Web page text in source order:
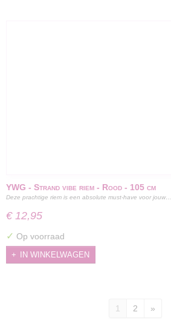
YWG - Strand vibe riem - Rood - 105 cm
Deze prachtige riem is een absolute must-have voor jouw…
€ 12,95
✓ Op voorraad
IN WINKELWAGEN
1 2 »